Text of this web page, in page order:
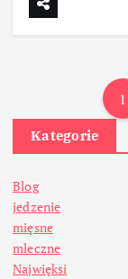
1
Kategorie
Blog
jedzenie
mięsne
mleczne
Najwięksi